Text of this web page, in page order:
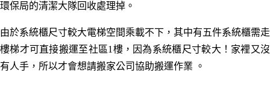
環保局的清潔大隊回收處理掉。
由於系統櫃尺寸較大電梯空間乘載不下，其中有五件系統櫃需走
樓梯才可直接搬運至社區1樓，因為系統櫃尺寸較大！家裡又沒
有人手，所以才會想請搬家公司協助搬運作業 。